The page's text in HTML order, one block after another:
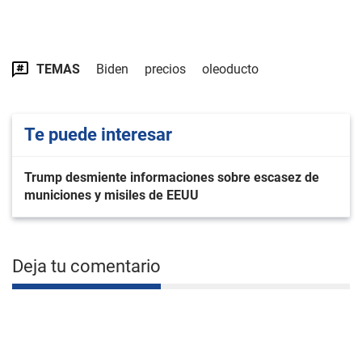
TEMAS Biden precios oleoducto
Te puede interesar
Trump desmiente informaciones sobre escasez de
municiones y misiles de EEUU
Deja tu comentario